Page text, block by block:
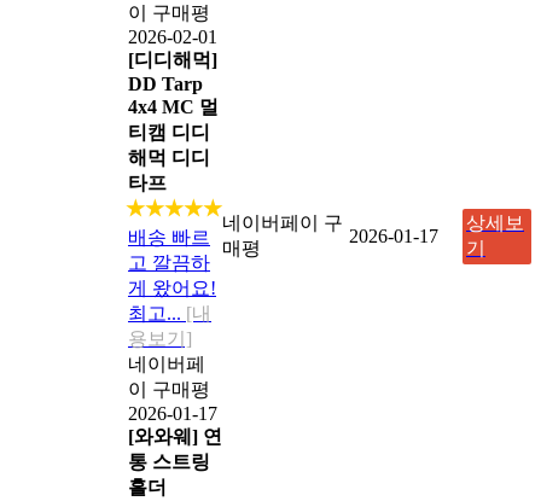
이 구매평
2026-02-01
[디디해먹]
DD Tarp
4x4 MC 멀
티캠 디디
해먹 디디
타프
★★★★★
배송 빠르
고 깔끔하
게 왔어요!
최고... [내
용보기]
네이버페
이 구매평
2026-01-17
네이버페이 구
매평
2026-01-17
상세보
기
[와와웨] 연
통 스트링
홀더